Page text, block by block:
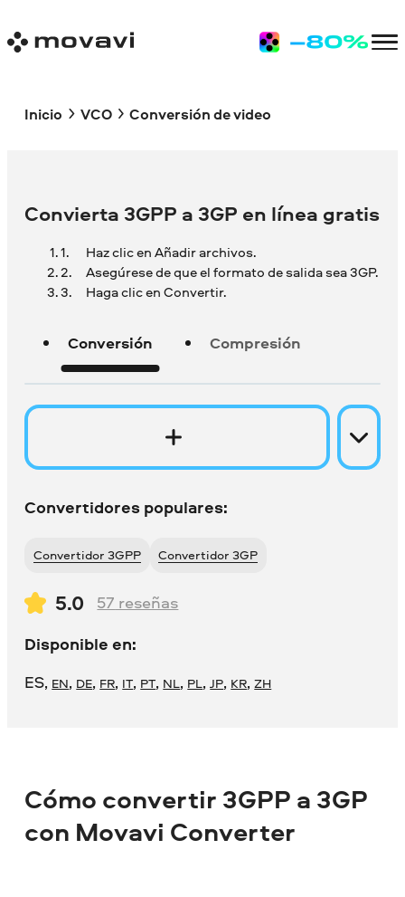
Inicio VCO Conversión de video
Convierta 3GPP a 3GP en línea gratis
Haz clic en Añadir archivos.
Asegúrese de que el formato de salida sea 3GP.
Haga clic en Convertir.
Conversión Compresión
Convertidores populares:
Convertidor 3GPP Convertidor 3GP
5.0 57 reseñas
Disponible en:
ES, EN, DE, FR, IT, PT, NL, PL,JP, KR,ZH
Cómo convertir 3GPP a 3GP
con Movavi Converter